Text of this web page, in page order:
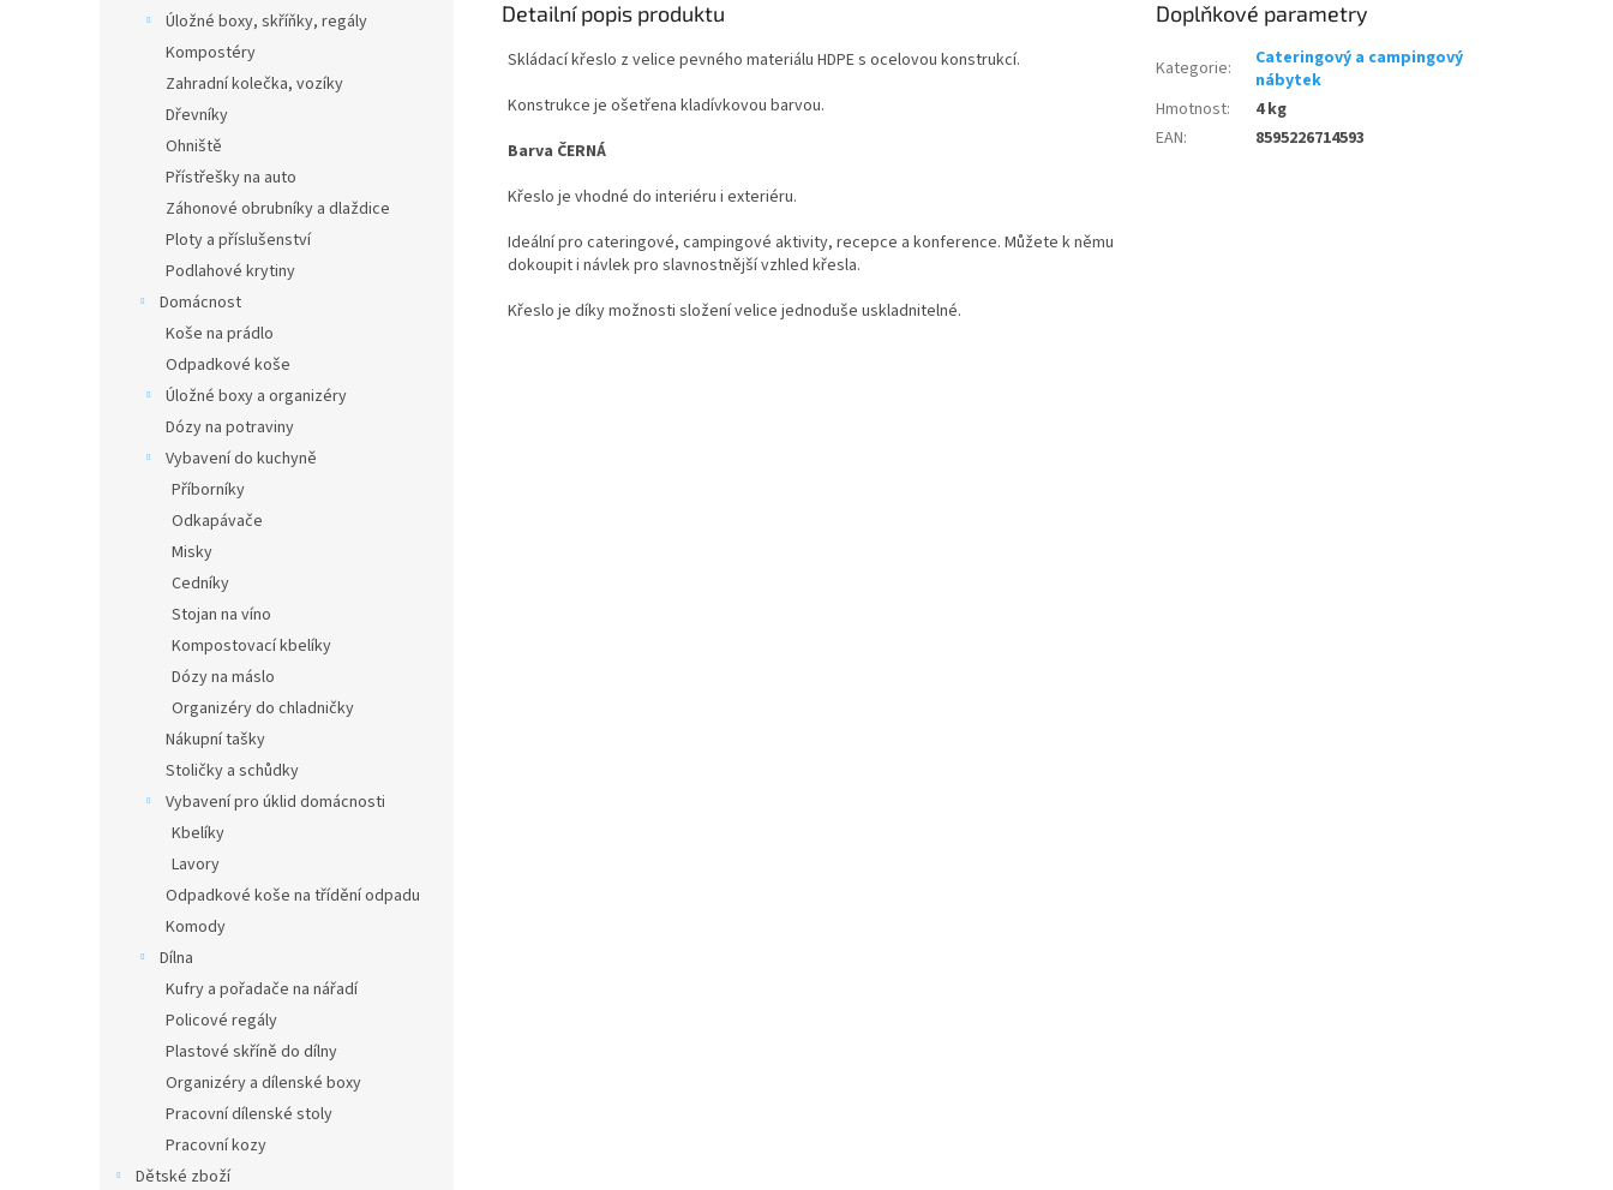
Úložné boxy, skříňky, regály
Kompostéry
Zahradní kolečka, vozíky
Dřevníky
Ohniště
Přístřešky na auto
Záhonové obrubníky a dlaždice
Ploty a příslušenství
Podlahové krytiny
Domácnost
Koše na prádlo
Odpadkové koše
Úložné boxy a organizéry
Dózy na potraviny
Vybavení do kuchyně
Příborníky
Odkapávače
Misky
Cedníky
Stojan na víno
Kompostovací kbelíky
Dózy na máslo
Organizéry do chladničky
Nákupní tašky
Stoličky a schůdky
Vybavení pro úklid domácnosti
Kbelíky
Lavory
Odpadkové koše na třídění odpadu
Komody
Dílna
Kufry a pořadače na nářadí
Policové regály
Plastové skříně do dílny
Organizéry a dílenské boxy
Pracovní dílenské stoly
Pracovní kozy
Dětské zboží
Detailní popis produktu
Skládací křeslo z velice pevného materiálu HDPE s ocelovou konstrukcí.
Konstrukce je ošetřena kladívkovou barvou.
Barva ČERNÁ
Křeslo je vhodné do interiéru i exteriéru.
Ideální pro cateringové, campingové aktivity, recepce a konference. Můžete k němu
dokoupit i návlek pro slavnostnější vzhled křesla.
Křeslo je díky možnosti složení velice jednoduše uskladnitelné.
Doplňkové parametry
Kategorie:
Cateringový a campingový
nábytek
Hmotnost:
4 kg
EAN: 8595226714593